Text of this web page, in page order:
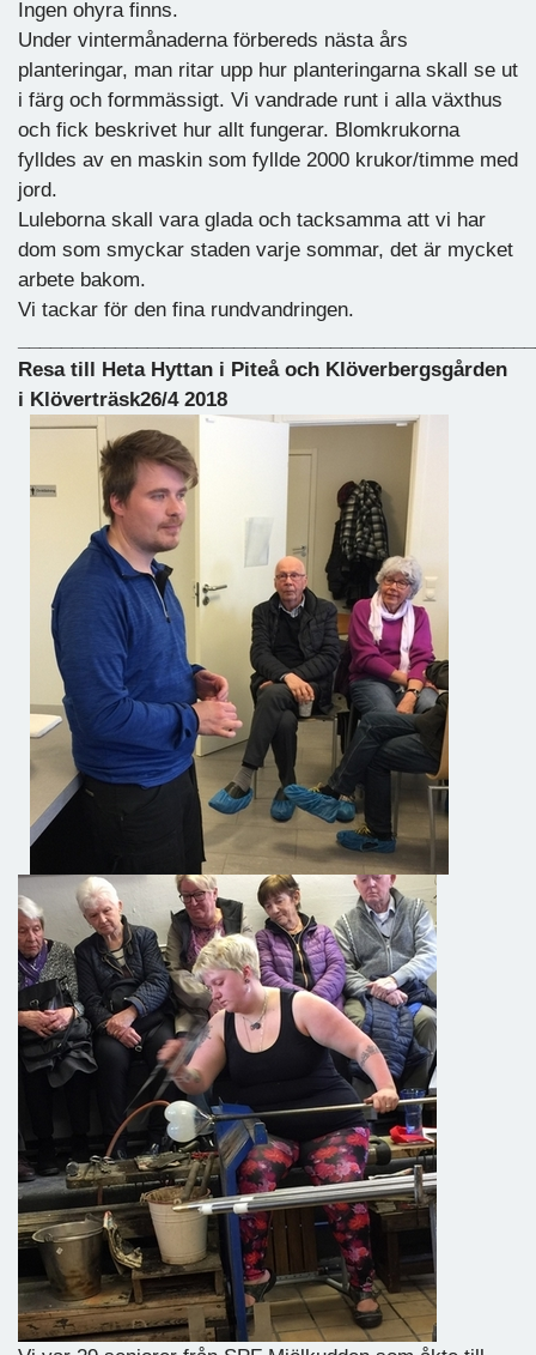
Ingen ohyra finns.
Under vintermånaderna förbereds nästa års
planteringar, man ritar upp hur planteringarna skall se ut
i färg och formmässigt. Vi vandrade runt i alla växthus
och fick beskrivet hur allt fungerar. Blomkrukorna
fylldes av en maskin som fyllde 2000 krukor/timme med
jord.
Luleborna skall vara glada och tacksamma att vi har
dom som smyckar staden varje sommar, det är mycket
arbete bakom.
Vi tackar för den fina rundvandringen.
Resa till Heta Hyttan i Piteå och Klöverbergsgården
i Klöverträsk26/4 2018